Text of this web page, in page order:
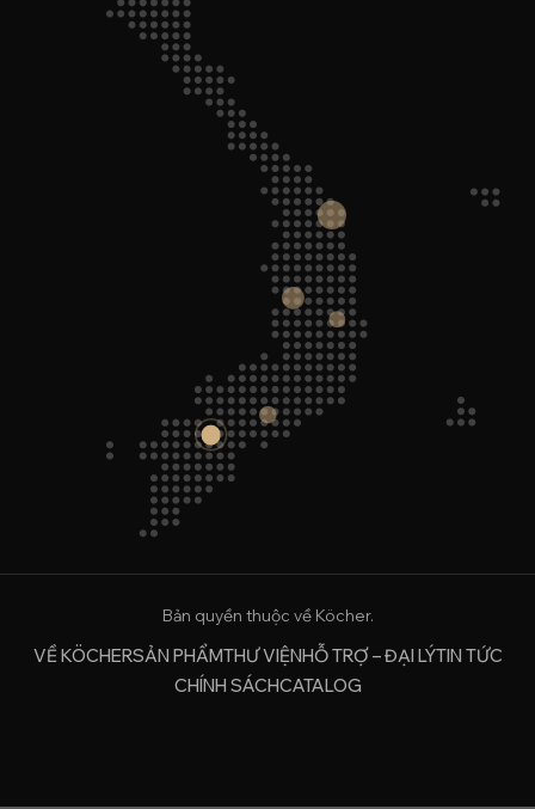
Bản quyền thuộc về Köcher.
VỀ KÖCHERSẢN PHẨMTHƯ VIỆNHỖ TRỢ – ĐẠI LÝTIN TỨC
CHÍNH SÁCHCATALOG